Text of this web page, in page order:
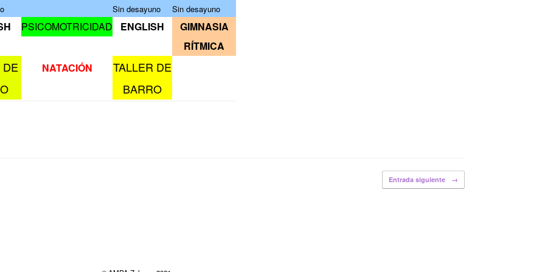
Sin desayuno
Sin desayuno
PSICOMOTRICIDAD ENGLISH
GIMNASIA
RÍTMICA
NATACIÓN
TALLER DE
BARRO
Entrada siguiente →